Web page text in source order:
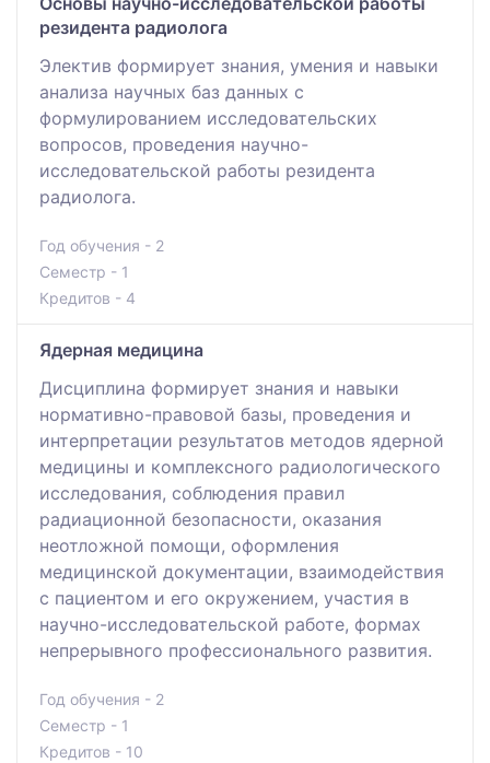
резидента радиолога
Электив формирует знания, умения и навыки
анализа научных баз данных с
формулированием исследовательских
вопросов, проведения научно-
исследовательской работы резидента
радиолога.
Год обучения - 2
Семестр - 1
Кредитов - 4
Ядерная медицина
Дисциплина формирует знания и навыки
нормативно-правовой базы, проведения и
интерпретации результатов методов ядерной
медицины и комплексного радиологического
исследования, соблюдения правил
радиационной безопасности, оказания
неотложной помощи, оформления
медицинской документации, взаимодействия
с пациентом и его окружением, участия в
научно-исследовательской работе, формах
непрерывного профессионального развития.
Год обучения - 2
Семестр - 1
Кредитов - 10